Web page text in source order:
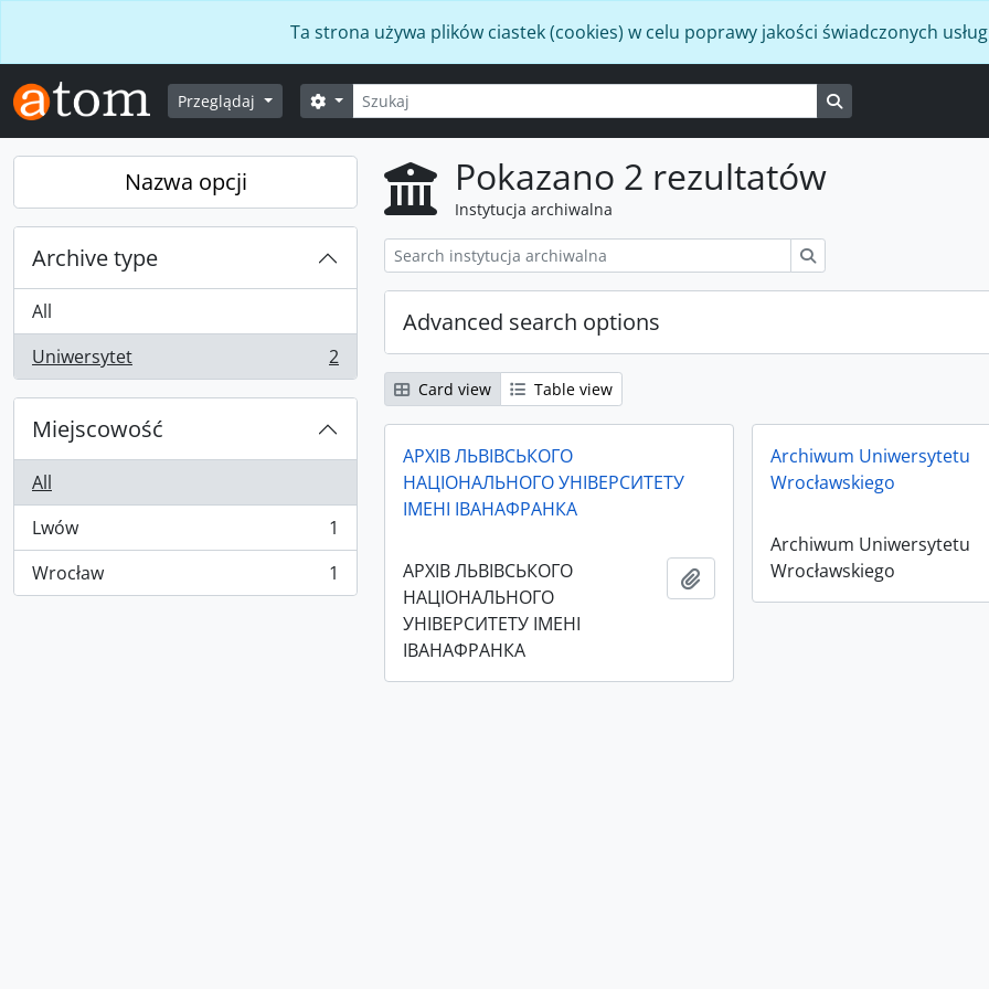
Ta strona używa plików ciastek (cookies) w celu poprawy jakości świadczonych
Przeglądaj Szukaj
Opcje wyszukiwania
Nazwa opcji
Archive type
All
Uniwersytet
, 2 results 2
Miejscowość
All
Lwów
, 1 results
1
Wrocław
, 1 results 1
Pokazano 2 rezultatów
Instytucja archiwalna
Advanced search options
Card view Table view
АРХІВ ЛЬВІВСЬКОГО
НАЦІОНАЛЬНОГО УНІВЕРСИТЕТУ
ІМЕНІ ІВАНАФРАНКА
АРХІВ ЛЬВІВСЬКОГО
НАЦІОНАЛЬНОГО
УНІВЕРСИТЕТУ ІМЕНІ
ІВАНАФРАНКА
Add to clipboard
Archiwum Uniwersytetu
Wrocławskiego
Archiwum Uniwersytetu
Wrocławskiego